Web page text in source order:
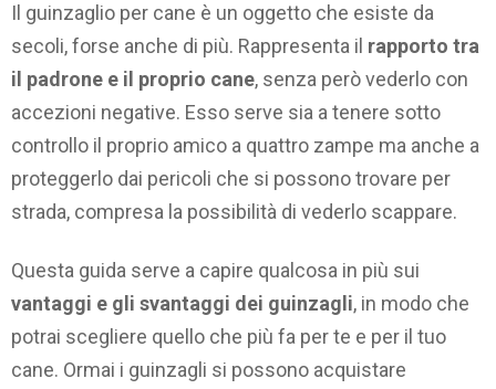
Il guinzaglio per cane è un oggetto che esiste da
secoli, forse anche di più. Rappresenta il rapporto tra
il padrone e il proprio cane, senza però vederlo con
accezioni negative. Esso serve sia a tenere sotto
controllo il proprio amico a quattro zampe ma anche a
proteggerlo dai pericoli che si possono trovare per
strada, compresa la possibilità di vederlo scappare.
Questa guida serve a capire qualcosa in più sui
vantaggi e gli svantaggi dei guinzagli, in modo che
potrai scegliere quello che più fa per te e per il tuo
cane. Ormai i guinzagli si possono acquistare